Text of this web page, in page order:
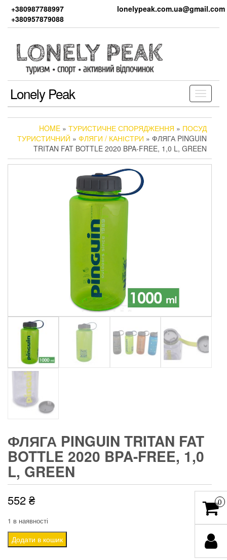
the
+380987788997
+380957879088
lonelypeak.com.ua@gmail.com
Toggle
Lonely Peak
HOME » ТУРИСТИЧНЕ СПОРЯДЖЕННЯ » ПОСУД
ТУРИСТИЧНИЙ » ФЛЯГИ / КАНІСТРИ » ФЛЯГА PINGUIN
TRITAN FAT BOTTLE 2020 BPA-FREE, 1,0 L, GREEN
ФЛЯГА PINGUIN TRITAN FAT
BOTTLE 2020 BPA-FREE, 1,0
L, GREEN
552₴
1 в наявності
Фляга
Pinguin
Додати в кошик
0